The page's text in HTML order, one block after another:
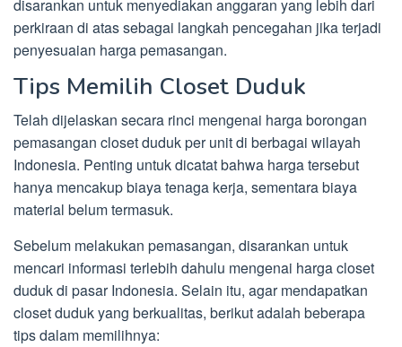
disarankan untuk menyediakan anggaran yang lebih dari
perkiraan di atas sebagai langkah pencegahan jika terjadi
penyesuaian harga pemasangan.
Tips Memilih Closet Duduk
Telah dijelaskan secara rinci mengenai harga borongan
pemasangan closet duduk per unit di berbagai wilayah
Indonesia. Penting untuk dicatat bahwa harga tersebut
hanya mencakup biaya tenaga kerja, sementara biaya
material belum termasuk.
Sebelum melakukan pemasangan, disarankan untuk
mencari informasi terlebih dahulu mengenai harga closet
duduk di pasar Indonesia. Selain itu, agar mendapatkan
closet duduk yang berkualitas, berikut adalah beberapa
tips dalam memilihnya: